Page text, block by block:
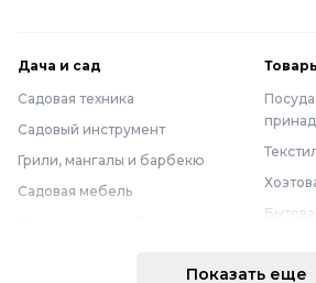
Дача и сад
Садовая техника
Садовый инструмент
Грили, мангалы и барбекю
Садовая мебель
Мебель
Показать еще